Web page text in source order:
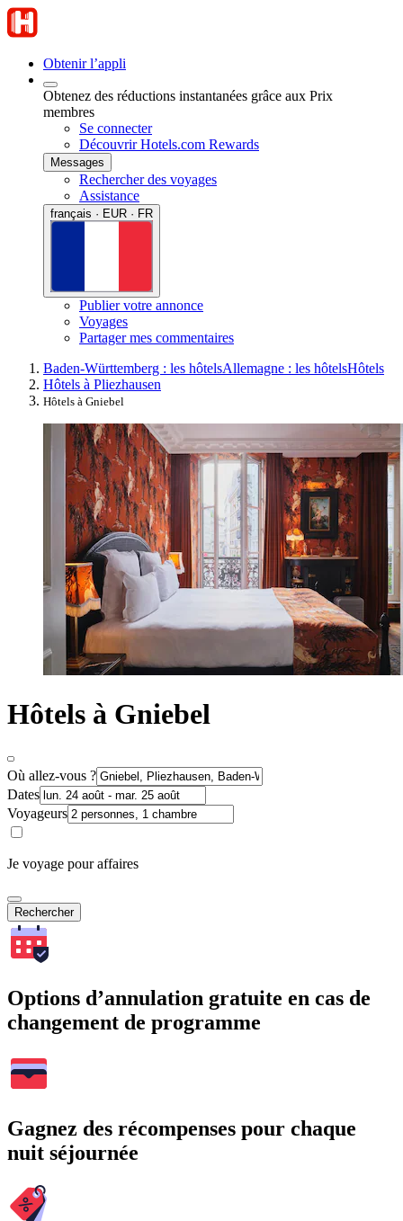
Obtenir l’appli
Obtenez des réductions instantanées grâce aux Prix
membres
Se connecter
Découvrir Hotels.com Rewards
Messages
Rechercher des voyages
Assistance
français · EUR · FR
Publier votre annonce
Voyages
Partager mes commentaires
Baden-Württemberg : les hôtelsAllemagne : les hôtelsHôtels
Hôtels à Pliezhausen
Hôtels à Gniebel
Hôtels à Gniebel
Où allez-vous ?
Dates
Voyageurs
Je voyage pour affaires
Rechercher
Options d’annulation gratuite en cas de
changement de programme
Gagnez des récompenses pour chaque
nuit séjournée